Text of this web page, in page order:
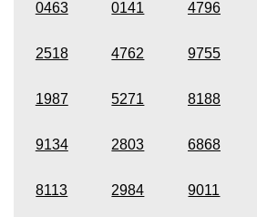
0463 0141 4796
2518 4762 9755
1987 5271 8188
9134 2803 6868
8113 2984 9011